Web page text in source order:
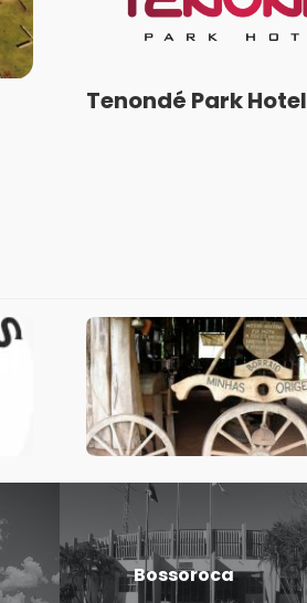
Tenondé Park Hotel
Candido
Godói